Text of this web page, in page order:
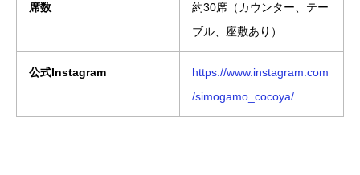
席数
約30席（カウンター、テー
ブル、座敷あり）
公式Instagram
https://www.instagram.com
/simogamo_cocoya/